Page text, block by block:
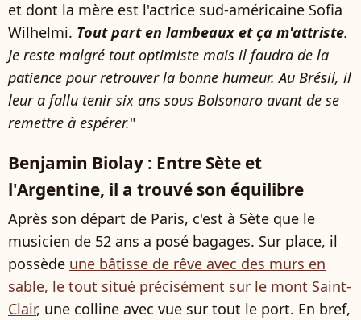
et dont la mère est l'actrice sud-américaine Sofia
Wilhelmi. Tout part en lambeaux et ça m'attriste.
Je reste malgré tout optimiste mais il faudra de la
patience pour retrouver la bonne humeur. Au Brésil, il
leur a fallu tenir six ans sous Bolsonaro avant de se
remettre à espérer."
Benjamin Biolay : Entre Sète et
l'Argentine, il a trouvé son équilibre
Après son départ de Paris, c'est à Sète que le
musicien de 52 ans a posé bagages. Sur place, il
possède une bâtisse de rêve avec des murs en
sable, le tout situé précisément sur le mont Saint-
Clair, une colline avec vue sur tout le port. En bref,